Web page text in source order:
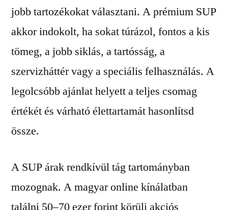
jobb tartozékokat választani. A prémium SUP
akkor indokolt, ha sokat túrázol, fontos a kis
tömeg, a jobb siklás, a tartósság, a
szervizháttér vagy a speciális felhasználás. A
legolcsóbb ajánlat helyett a teljes csomag
értékét és várható élettartamát hasonlítsd
össze.
A SUP árak rendkívül tág tartományban
mozognak. A magyar online kínálatban
találni 50–70 ezer forint körüli akciós